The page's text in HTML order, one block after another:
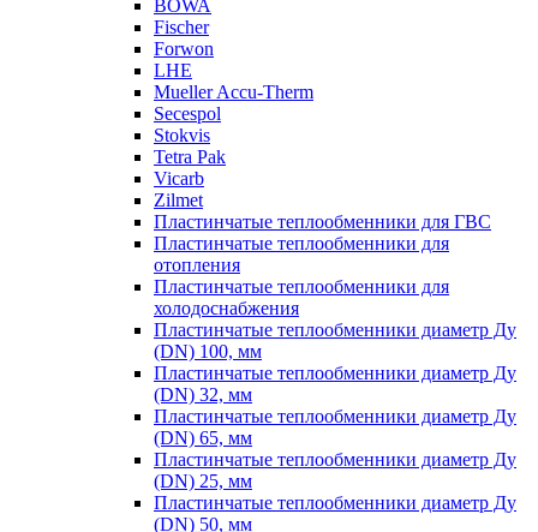
BOWA
Fischer
Forwon
LHE
Mueller Accu-Therm
Secespol
Stokvis
Tetra Pak
Vicarb
Zilmet
Пластинчатые теплообменники для ГВС
Пластинчатые теплообменники для
отопления
Пластинчатые теплообменники для
холодоснабжения
Пластинчатые теплообменники диаметр Ду
(DN) 100, мм
Пластинчатые теплообменники диаметр Ду
(DN) 32, мм
Пластинчатые теплообменники диаметр Ду
(DN) 65, мм
Пластинчатые теплообменники диаметр Ду
(DN) 25, мм
Пластинчатые теплообменники диаметр Ду
(DN) 50, мм